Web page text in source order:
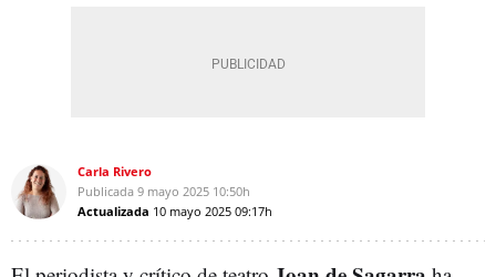
Carla Rivero
Publicada 9 mayo 2025 10:50h
Actualizada 10 mayo 2025 09:17h